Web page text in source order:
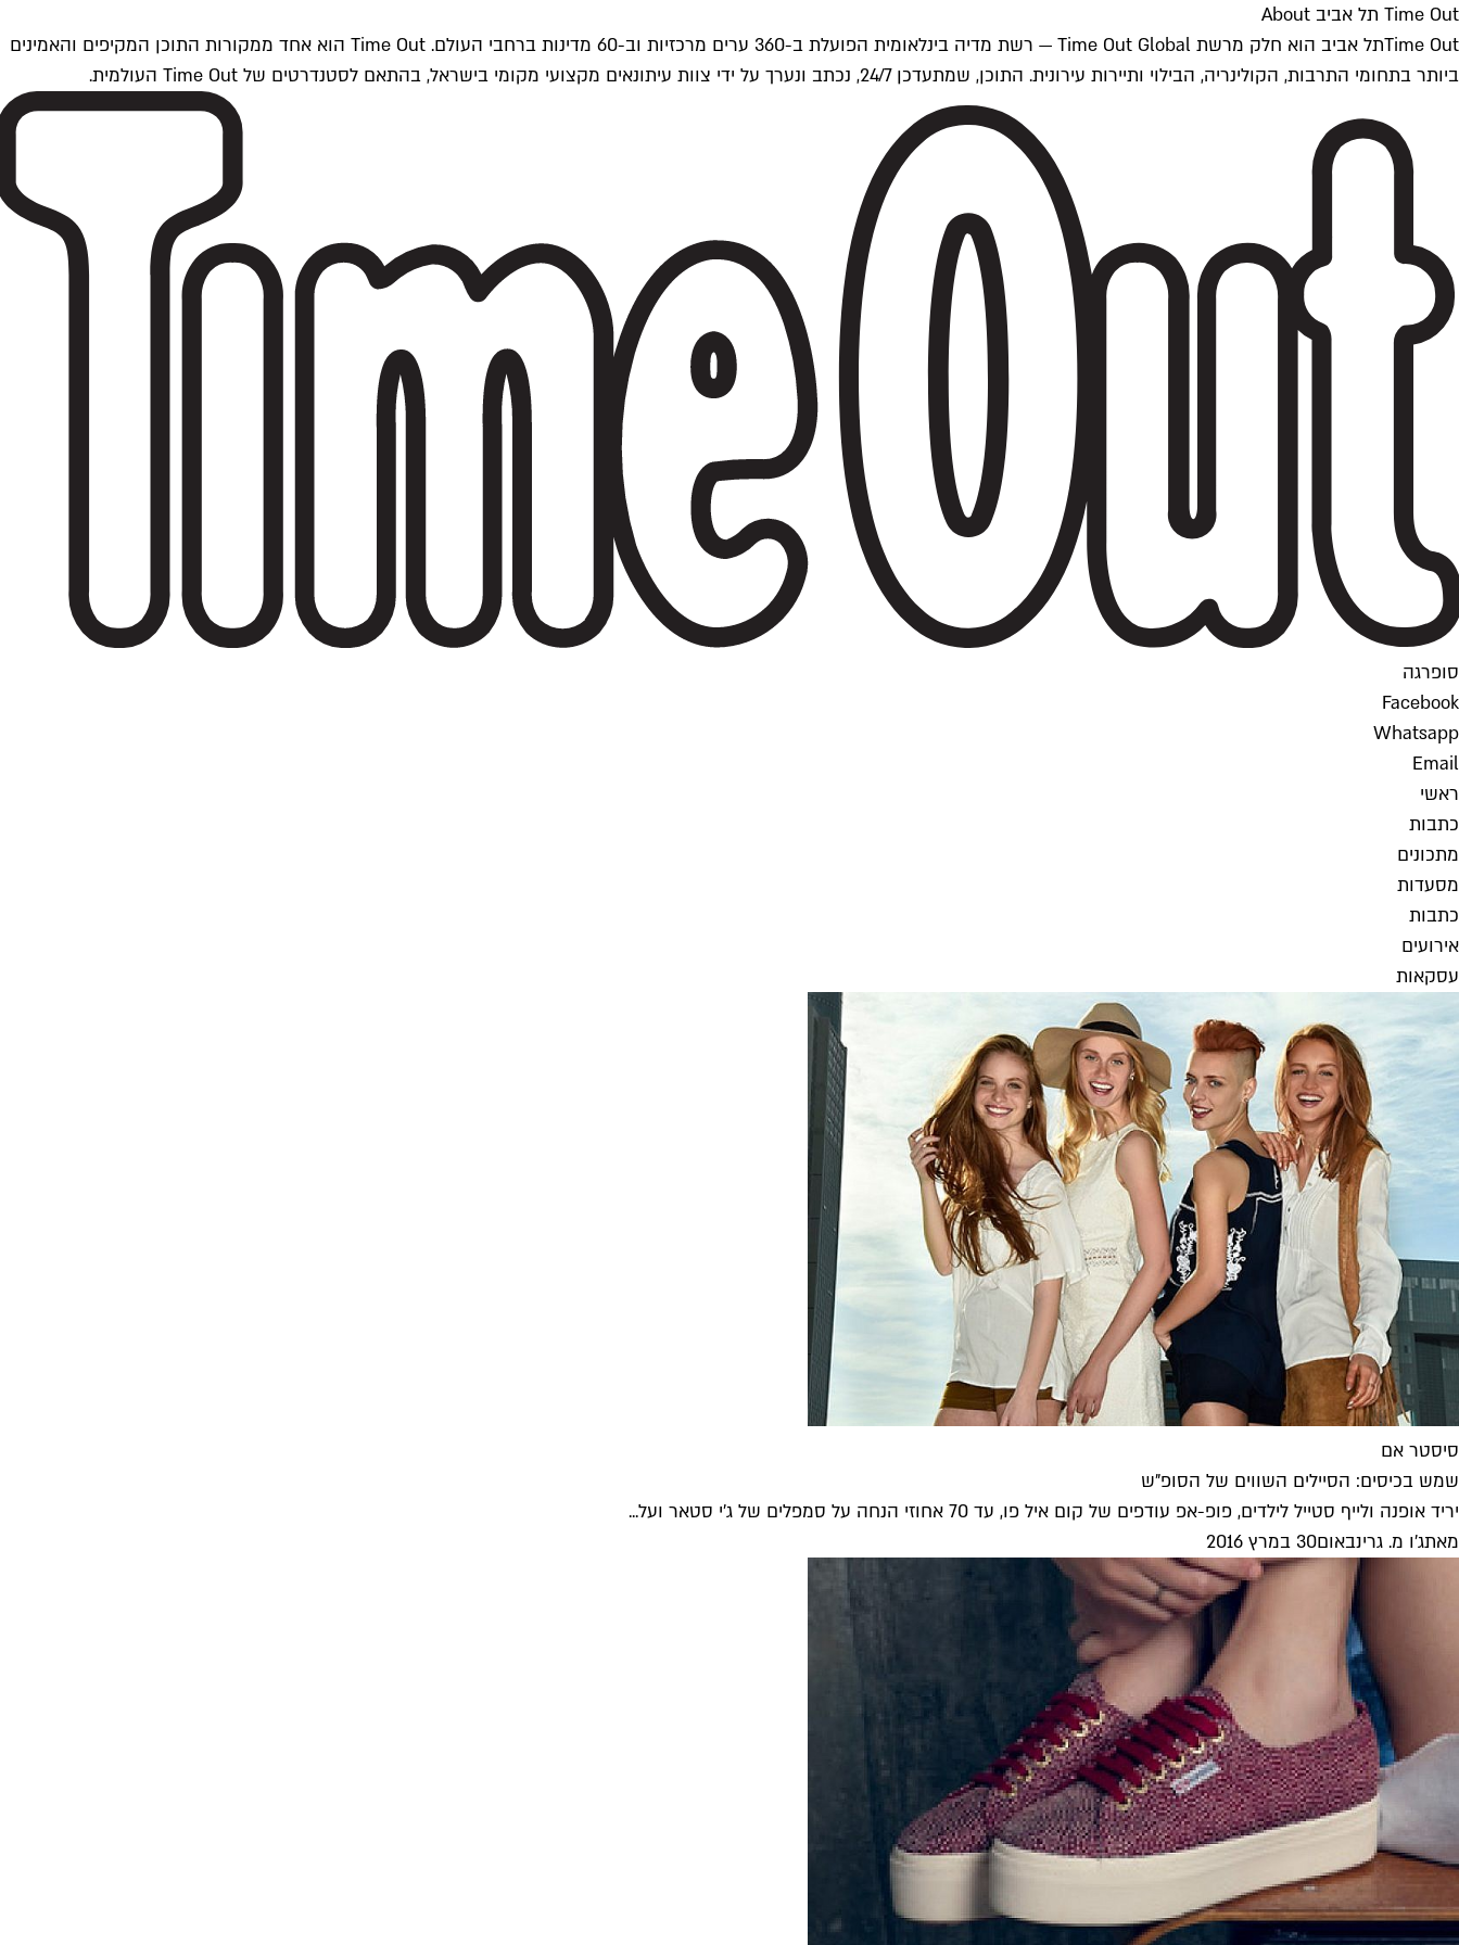
Time Out תל אביב About
Time Outתל אביב הוא חלק מרשת Time Out Global — רשת מדיה בינלאומית הפועלת ב-360 ערים מרכזיות וב-60 מדינות ברחבי העולם. Time Out הוא אחד ממקורות התוכן המקיפים והאמינים
ביותר בתחומי התרבות, הקולינריה, הבילוי ותיירות עירונית. התוכן, שמתעדכן 24/7, נכתב ונערך על ידי צוות עיתונאים מקצועי מקומי בישראל, בהתאם לסטנדרטים של Time Out העולמית.
סופרגה
Facebook
Whatsapp
Email
ראשי
כתבות
מתכונים
מסעדות
כתבות
אירועים
עסקאות
סיסטר אם
שמש בכיסים: הסיילים השווים של הסופ"ש
יריד אופנה ולייף סטייל לילדים, פופ-אפ עודפים של קום איל פו, עד 70 אחוזי הנחה על סמפלים של ג'י סטאר ועל...
מאתג'ו מ. גרינבאום30 במרץ 2016